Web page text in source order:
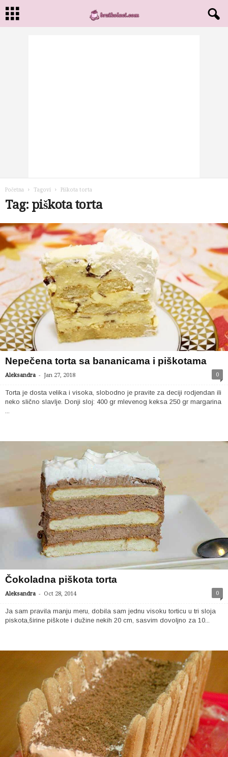
Početna Tagovi Piškota torta
Tag: piškota torta
Nepečena torta sa bananicama i piškotama
Aleksandra - Jan 27, 2018 0
Torta je dosta velika i visoka, slobodno je pravite za deciji rodjendan ili
neko slično slavlje. Donji sloj: 400 gr mlevenog keksa 250 gr margarina
...
Čokoladna piškota torta
Aleksandra - Oct 28, 2014 0
Ja sam pravila manju meru, dobila sam jednu visoku torticu u tri sloja
piskota,širine piškote i dužine nekih 20 cm, sasvim dovoljno za 10...